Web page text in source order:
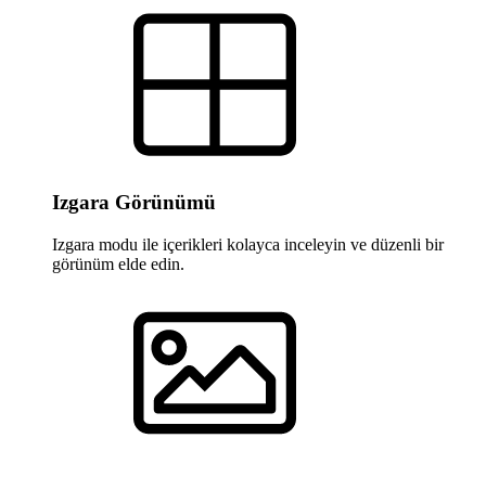
Izgara Görünümü
Izgara modu ile içerikleri kolayca inceleyin ve düzenli bir
görünüm elde edin.